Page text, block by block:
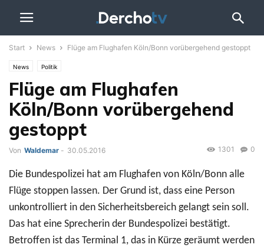
Start News Flüge am Flughafen Köln/Bonn vorübergehend gestoppt
News Politik
Flüge am Flughafen
Köln/Bonn vorübergehend
gestoppt
Von Waldemar - 30.05.2016 0
1301
Die Bundespolizei hat am Flughafen von Köln/Bonn alle
Flüge stoppen lassen. Der Grund ist, dass eine Person
unkontrolliert in den Sicherheitsbereich gelangt sein soll.
Das hat eine Sprecherin der Bundespolizei bestätigt.
Betroffen ist das Terminal 1, das in Kürze geräumt werden